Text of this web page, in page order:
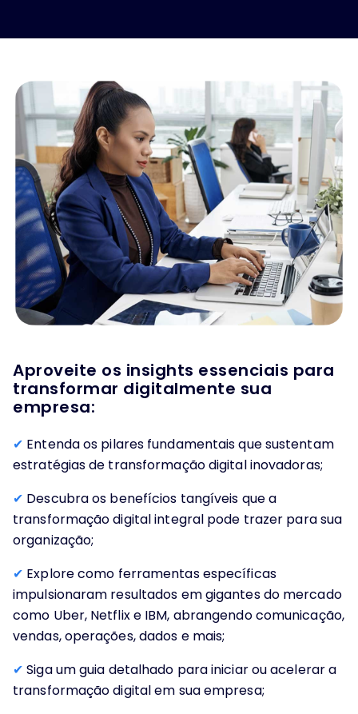
Aproveite os insights essenciais para
transformar digitalmente sua
empresa:
✔ Entenda os pilares fundamentais que sustentam
estratégias de transformação digital inovadoras;
✔ Descubra os benefícios tangíveis que a
transformação digital integral pode trazer para sua
organização;
✔ Explore como ferramentas específicas
impulsionaram resultados em gigantes do mercado
como Uber, Netflix e IBM, abrangendo comunicação,
vendas, operações, dados e mais;
✔ Siga um guia detalhado para iniciar ou acelerar a
transformação digital em sua empresa;